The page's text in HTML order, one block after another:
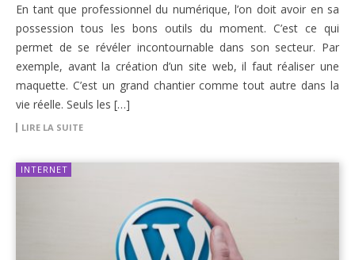
En tant que professionnel du numérique, l’on doit avoir en sa
possession tous les bons outils du moment. C’est ce qui
permet de se révéler incontournable dans son secteur. Par
exemple, avant la création d’un site web, il faut réaliser une
maquette. C’est un grand chantier comme tout autre dans la
vie réelle. Seuls les […]
LIRE LA SUITE
INTERNET